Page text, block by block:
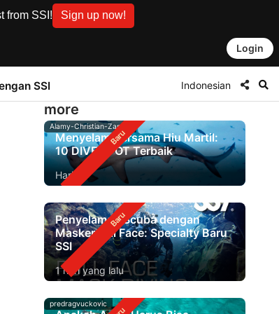
from SSI! Sign up now!
Login
SSI Indonesian
more
Alamy-Christian-Zappel
Menyelam Bersama Hiu Martil:
10 DIVE SPOT Terbaik
Hari ini
Penyelaman Scuba dengan
Masker Full Face: Specialty Baru
SSI
1 hari yang lalu
predragvuckovic